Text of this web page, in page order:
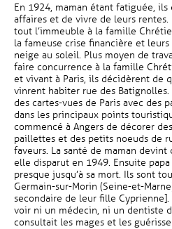
En 1924, maman étant fatiguée,
affaires et de vivre de leurs
tout l’immeuble à la famille
la fameuse crise financière et
neige au soleil. Plus moyen de
faire concurrence à la famille
et vivant à Paris, ils décidèrent de
vinrent habiter rue des Batignolles.
des cartes-vues de Paris avec des
dans les principaux points
commencé à Angers de décorer
paillettes et des petits noeuds de
faveurs. La santé de maman
elle disparut en 1949. Ensuite
presque jusqu’à sa mort. Ils sont
Germain-sur-Morin (Seine-et-
secondaire de leur fille Cyprienne].
voir ni un médecin, ni un dentiste
consultait les mages et les